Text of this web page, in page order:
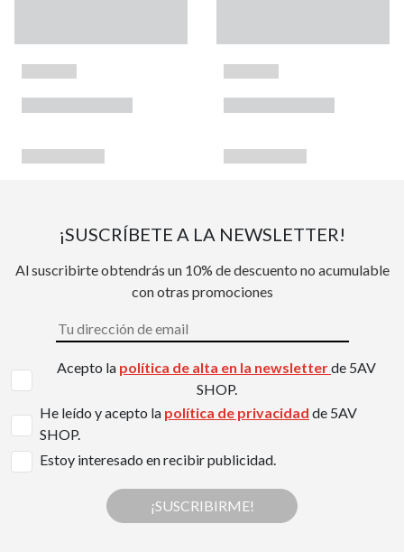
¡SUSCRÍBETE A LA NEWSLETTER!
Al suscribirte obtendrás un 10% de descuento no acumulable
con otras promociones
Acepto la política de alta en la newsletterde 5AV
SHOP.
He leído y acepto la política de privacidad de 5AV
SHOP.
Estoy interesado en recibir publicidad.
¡SUSCRIBIRME!